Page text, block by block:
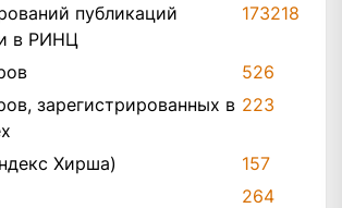
публикаций
в РИНЦ
173218
526
зарегистрированных в 223
Хирша)
157
264